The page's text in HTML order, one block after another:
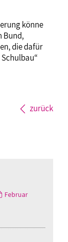
könne
Bund,
die dafür
zurück
Februar